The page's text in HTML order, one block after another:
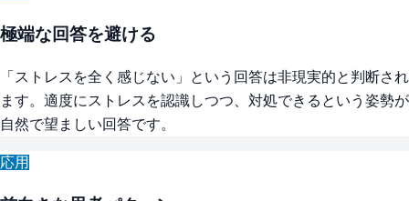
極端な回答を避ける
「ストレスを全く感じない」という回答は非現実的と判断され
ます。適度にストレスを認識しつつ、対処できるという姿勢が
自然で望ましい回答です。
応用